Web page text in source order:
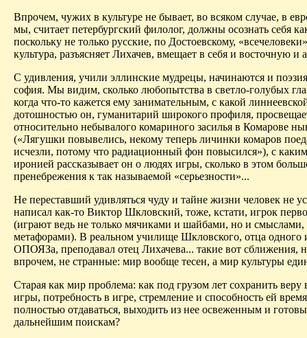
Впрочем, чужих в культуре не бывает, во всяком случае, в
мы, считает петербургский филолог, должны осознать себя
поскольку не только русские, по Достоевскому,
культура, разъясняет Лихачев, вмещает в себя и восточную и
С удивления, учили эллинские мудрецы, начинаются и
софия. Мы видим, сколько любопытства в светло-голубых
когда что-то кажется ему занимательным, с какой
дотошностью он, гума­нитарий широкого профиля,
относительно небывалого комариного засилья в Комарове
(«Лягушки повывелись, некому теперь личинки комаров
исчезли, потому что радиационный фон повысился»), с
иронией рассказывает он о людях игры, сколько в этом
пренебрежения к так называемой «серьезности»...
Не переставший удивляться чуду и тайне жизни человек не
написал как-то Виктор Шкловский, тоже, кстати, игрок
(играют ведь не только мячиками и шайбами, но и смыслами,
метафорами). В реальном училище Шкловского, отца одного
ОПОЯЗа, преподавал отец Лихачева... такие вот сближения,
впрочем, не странные: мир вообще тесен, а мир культуры
Старая как мир проблема: как под грузом лет сохранить веру
игры, потребность в игре, стремление и способность ей
полностью отдаваться, выходить из нее освеженным и
дальнейшим поискам?